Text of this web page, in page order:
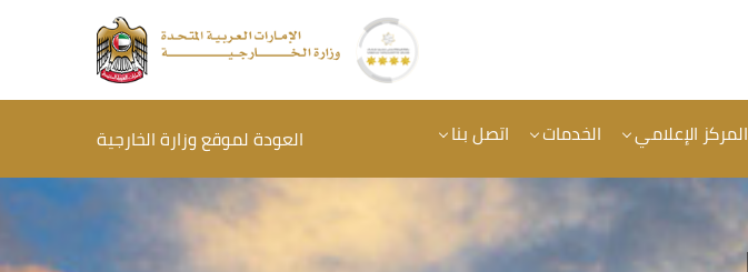
المركز الإعلامي الخدمات اتصل بنا العودة لموقع وزارة الخارجية